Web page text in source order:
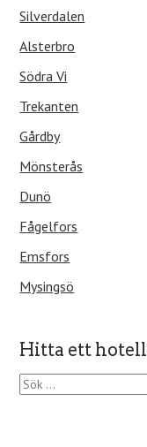
Silverdalen
Alsterbro
Södra Vi
Trekanten
Gårdby
Mönsterås
Dunö
Fågelfors
Emsfors
Mysingsö
Hitta ett hotell
S
ö